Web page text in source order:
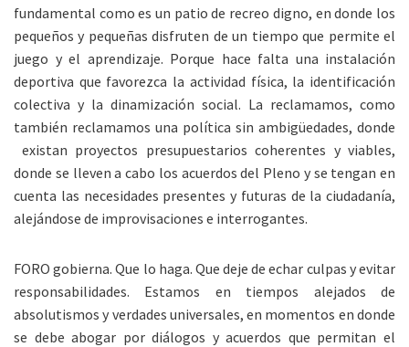
fundamental como es un patio de recreo digno, en donde los
pequeños y pequeñas disfruten de un tiempo que permite el
juego y el aprendizaje. Porque hace falta una instalación
deportiva que favorezca la actividad física, la identificación
colectiva y la dinamización social. La reclamamos, como
también reclamamos una política sin ambigüedades, donde
existan proyectos presupuestarios coherentes y viables,
donde se lleven a cabo los acuerdos del Pleno y se tengan en
cuenta las necesidades presentes y futuras de la ciudadanía,
alejándose de improvisaciones e interrogantes.
FORO gobierna. Que lo haga. Que deje de echar culpas y evitar
responsabilidades. Estamos en tiempos alejados de
absolutismos y verdades universales, en momentos en donde
se debe abogar por diálogos y acuerdos que permitan el